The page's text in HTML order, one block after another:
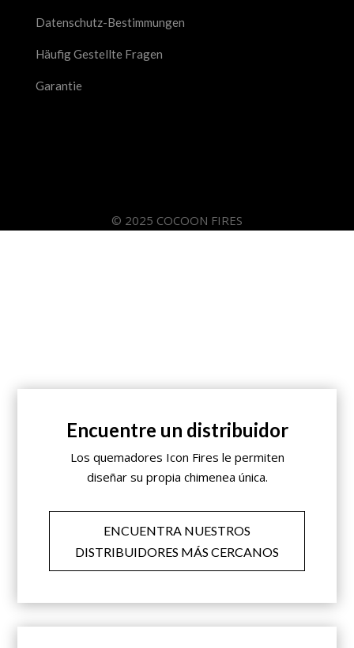
Datenschutz-Bestimmungen
Häufig Gestellte Fragen
Garantie
© 2025 COCOON FIRES
Encuentre un distribuidor
Los quemadores Icon Fires le permiten
diseñar su propia chimenea única.
ENCUENTRA NUESTROS
DISTRIBUIDORES MÁS CERCANOS